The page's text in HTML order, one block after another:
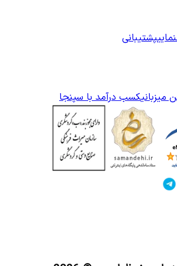
پشتیبانی
میزبانیکسب درآمد با سپنجا